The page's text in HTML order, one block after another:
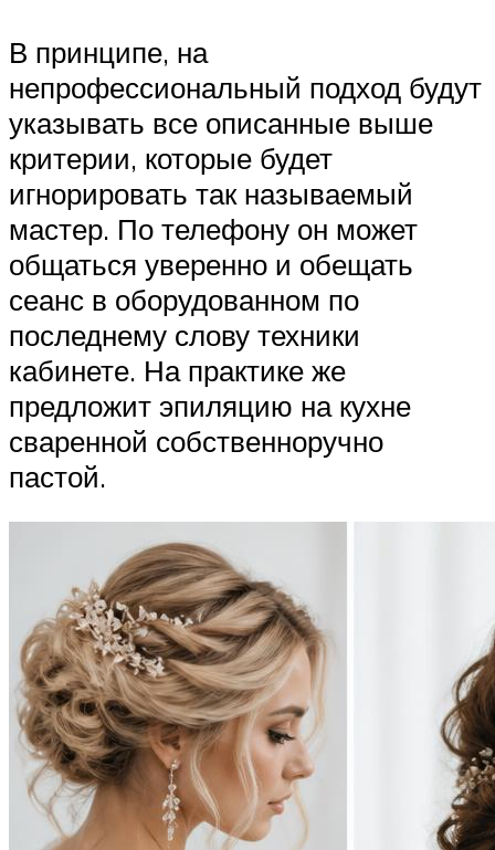
В принципе, на
непрофессиональный подход будут
указывать все описанные выше
критерии, которые будет
игнорировать так называемый
мастер. По телефону он может
общаться уверенно и обещать
сеанс в оборудованном по
последнему слову техники
кабинете. На практике же
предложит эпиляцию на кухне
сваренной собственноручно
пастой.